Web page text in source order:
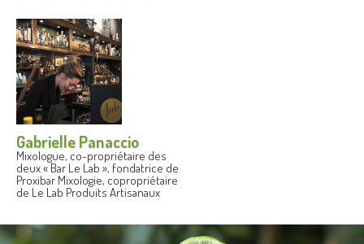
FacebookTwitterPinterestcourriel
Gabrielle Panaccio
Mixologue, co-propriétaire des
deux « Bar Le Lab », fondatrice de
Proxibar Mixologie, copropriétaire
de Le Lab Produits Artisanaux